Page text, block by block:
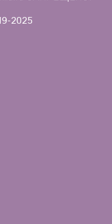
2025